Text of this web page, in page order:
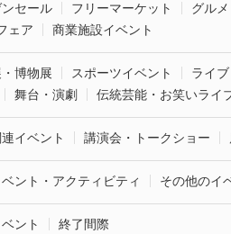
セール フリーマーケット
グル
ェア
商業施設イベント
博物展 スポーツイベント
ライ
舞台・演劇 伝統芸能・お笑いライ
イベント 講演会・トークショー
ント・アクティビティ その他のイ
ント 終了間際